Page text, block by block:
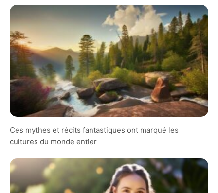
Ces mythes et récits fantastiques ont marqué les
cultures du monde entier